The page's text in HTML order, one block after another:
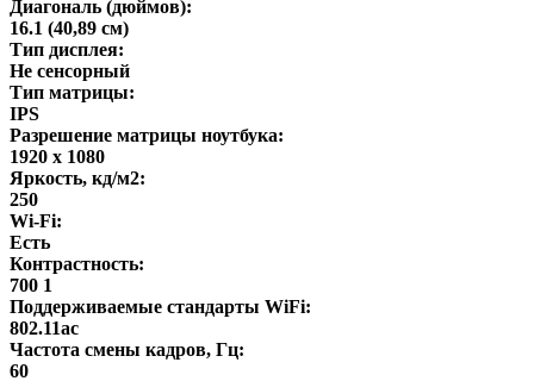
Диагональ (дюймов):
16.1 (40,89 см)
Тип дисплея:
Не сенсорный
Тип матрицы:
IPS
Разрешение матрицы ноутбука:
1920 x 1080
Яркость, кд/м2:
250
Wi-Fi:
Есть
Контрастность:
700 1
Поддерживаемые стандарты WiFi:
802.11ac
Частота смены кадров, Гц:
60